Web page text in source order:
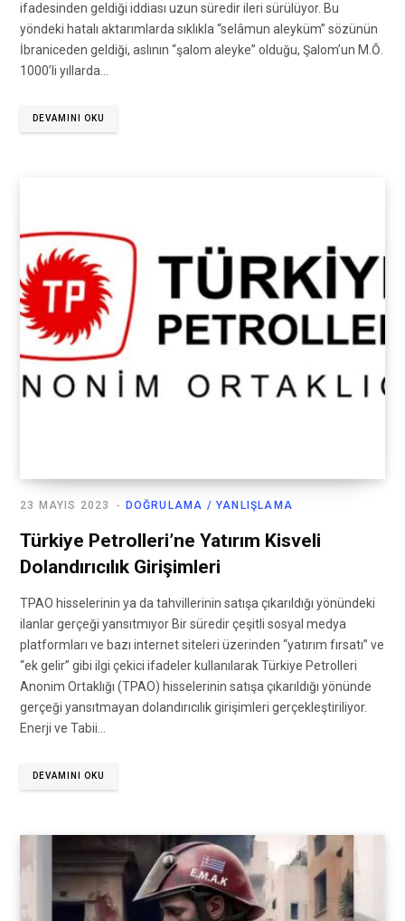
ifadesinden geldiği iddiası uzun süredir ileri sürülüyor. Bu
yöndeki hatalı aktarımlarda sıklıkla “selâmun aleyküm” sözünün
İbraniceden geldiği, aslının “şalom aleyke” olduğu, Şalom’un M.Ō.
1000’li yıllarda…
DEVAMINI OKU
DOĞRULAMA / YANLIŞLAMA
23 MAYIS 2023
Türkiye Petrolleri’ne Yatırım Kisveli
Dolandırıcılık Girişimleri
TPAO hisselerinin ya da tahvillerinin satışa çıkarıldığı yönündeki
ilanlar gerçeği yansıtmıyor Bir süredir çeşitli sosyal medya
platformları ve bazı internet siteleri üzerinden “yatırım fırsatı” ve
“ek gelir” gibi ilgi çekici ifadeler kullanılarak Türkiye Petrolleri
Anonim Ortaklığı (TPAO) hisselerinin satışa çıkarıldığı yönünde
gerçeği yansıtmayan dolandırıcılık girişimleri gerçekleştiriliyor.
Enerji ve Tabii…
DEVAMINI OKU